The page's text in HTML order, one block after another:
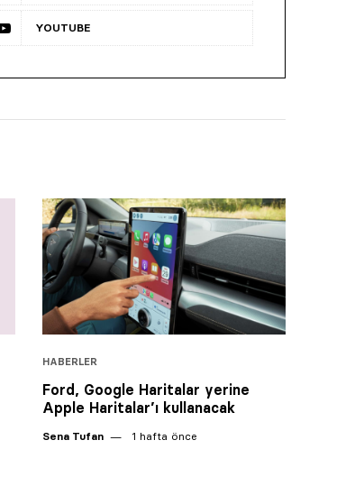
YOUTUBE
HABERLER
Ford, Google Haritalar yerine
Apple Haritalar’ı kullanacak
Sena Tufan 1 hafta önce